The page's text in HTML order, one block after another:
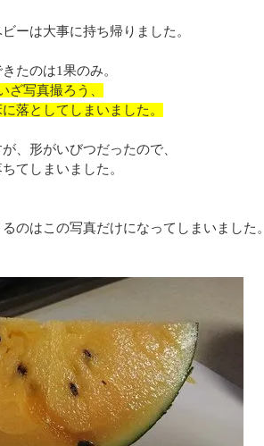
ーは大事に持ち帰りました。
たのは1果のみ。
ざ写真撮ろう、
落としてしまいました。
、形がいびつだったので、
てしまいました。
のはこの写真だけになってしまいました。